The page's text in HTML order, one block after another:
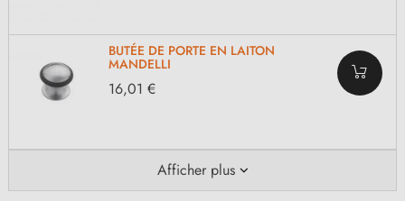
BUTÉE DE PORTE EN LAITON
MANDELLI
16,01 €
Afficher plus